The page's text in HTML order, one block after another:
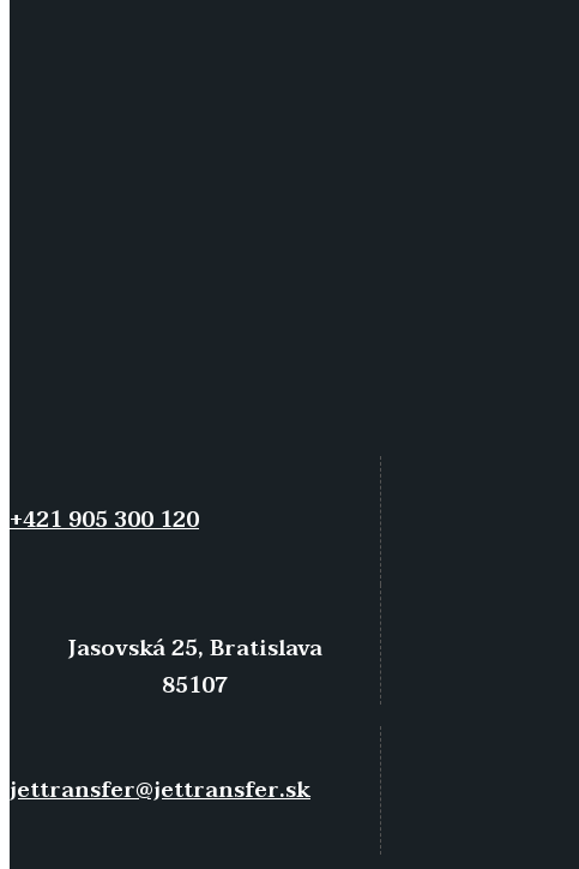
+421 905 300 120
Jasovská 25, Bratislava
85107
jettransfer@jettransfer.sk